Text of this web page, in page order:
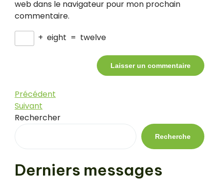
web dans le navigateur pour mon prochain
commentaire.
+ eight = twelve
Navigation
de
l’article
Article
précédent
Précédent
Article
suivant
Suivant
Rechercher
Recherche
Derniers messages